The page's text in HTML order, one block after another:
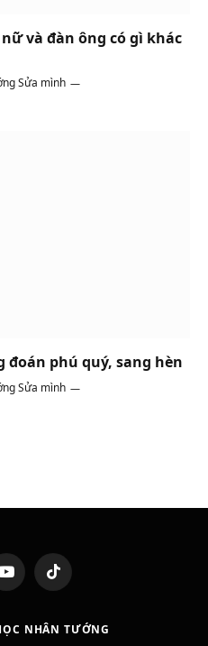
và đàn ông có gì khác
Sửa mình
phú quý, sang hèn
Sửa mình
YouTubeTikTok
NHÂN TƯỚNG